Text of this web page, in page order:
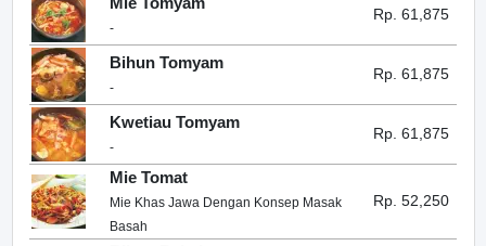
-
Rp. 61,875
Bihun Tomyam
-
Rp. 61,875
Kwetiau Tomyam
-
Rp. 61,875
Mie Tomat
Mie Khas Jawa Dengan Konsep Masak
Basah
Rp. 52,250